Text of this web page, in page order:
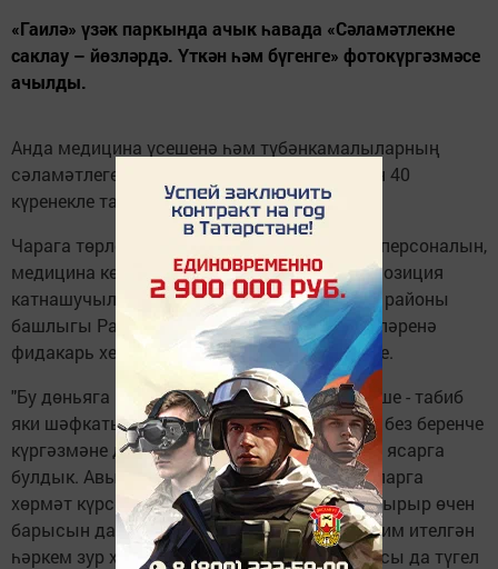
«Гаилә» үзәк паркында ачык һавада «Сәламәтлекне
саклау – йөзләрдә. Үткән һәм бүгенге» фотокүргәзмәсе
ачылды.
Анда медицина үсешенә һәм түбәнкамалыларның
сәламәтлеген саклауга саллы өлеш керткән 40
күренекле табиб тәкъдим ителгән.
Чарага төрле учреждениеләрнең медицина персоналын,
медицина көллияте студентларын һәм экспозиция
катнашучыларын чакырдылар. Түбән Кама районы
башлыгы Рамил Муллин тармак хезмәткәрләренә
фидакарь хезмәтләре өчен рәхмәт белдерде.
"Бу дөньяга килгәндә без күргән беренче кеше - табиб
яки шәфкать туташы. Мөгаен, шуңа күрә дә без беренче
күргәзмәне дә үзебезнең табиблар турында ясарга
булдык. Авыр вакытта ярдәм кулы сузучыларга
хөрмәт күрсәтү бу. Табиблар безне шатландырыр өчен
барысын да эшлиләр. Бу күргәзмәдә тәкъдим ителгән
һәркем зур хөрмәткә лаек, һәм монда барысы да түгел